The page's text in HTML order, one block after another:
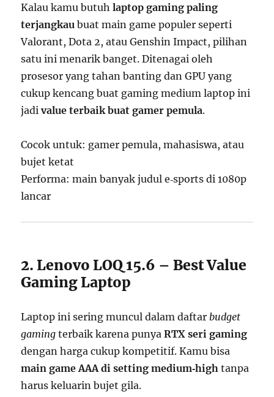
Kalau kamu butuhlaptop gaming paling
terjangkau buat main game populer seperti
Valorant, Dota 2, atau Genshin Impact, pilihan
satu ini menarik banget. Ditenagai oleh
prosesor yang tahan banting dan GPU yang
cukup kencang buat gaming medium laptop ini
jadivalue terbaik buat gamer pemula.
Cocok untuk: gamer pemula, mahasiswa, atau
bujet ketat
Performa: main banyak judul e‑sports di 1080p
lancar
2. Lenovo LOQ 15.6 – Best Value
Gaming Laptop
Laptop ini sering muncul dalam daftar budget
gaming terbaik karena punyaRTX seri gaming
dengan harga cukup kompetitif. Kamu bisa
main game AAA di setting medium‑high tanpa
harus keluarin bujet gila.